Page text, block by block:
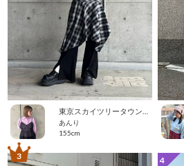
あんり
155cm
3 4